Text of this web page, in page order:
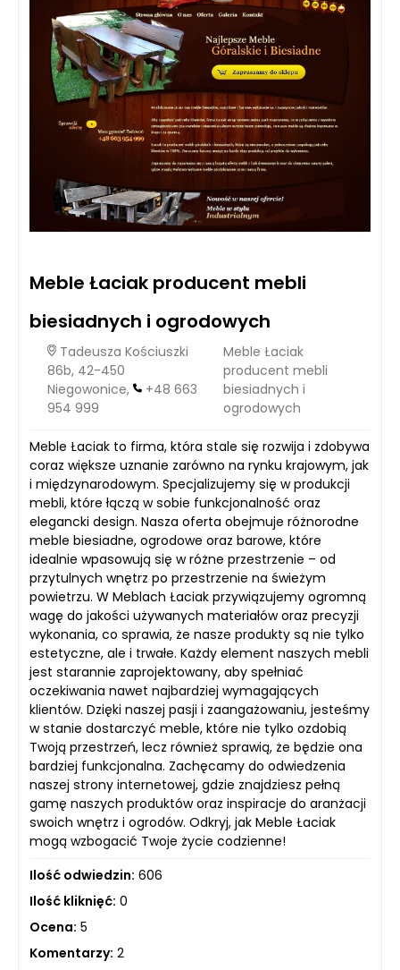
Meble Łaciak producent mebli
biesiadnych i ogrodowych
Tadeusza Kościuszki
86b, 42-450
Niegowonice,
+48 663
954 999
Meble Łaciak
producent mebli
biesiadnych i
ogrodowych
Meble Łaciak to firma, która stale się rozwija i zdobywa
coraz większe uznanie zarówno na rynku krajowym, jak
i międzynarodowym. Specjalizujemy się w produkcji
mebli, które łączą w sobie funkcjonalność oraz
elegancki design. Nasza oferta obejmuje różnorodne
meble biesiadne, ogrodowe oraz barowe, które
idealnie wpasowują się w różne przestrzenie – od
przytulnych wnętrz po przestrzenie na świeżym
powietrzu. W Meblach Łaciak przywiązujemy ogromną
wagę do jakości używanych materiałów oraz precyzji
wykonania, co sprawia, że nasze produkty są nie tylko
estetyczne, ale i trwałe. Każdy element naszych mebli
jest starannie zaprojektowany, aby spełniać
oczekiwania nawet najbardziej wymagających
klientów. Dzięki naszej pasji i zaangażowaniu, jesteśmy
w stanie dostarczyć meble, które nie tylko ozdobią
Twoją przestrzeń, lecz również sprawią, że będzie ona
bardziej funkcjonalna. Zachęcamy do odwiedzenia
naszej strony internetowej, gdzie znajdziesz pełną
gamę naszych produktów oraz inspiracje do aranżacji
swoich wnętrz i ogrodów. Odkryj, jak Meble Łaciak
mogą wzbogacić Twoje życie codzienne!
Ilość odwiedzin: 606
Ilość kliknięć: 0
Ocena: 5
Komentarzy: 2